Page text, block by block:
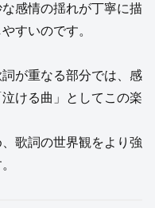
感情の揺れが丁寧に描
すいのです。
が重なる部分では、感
ける曲」としてこの楽
歌詞の世界観をより強